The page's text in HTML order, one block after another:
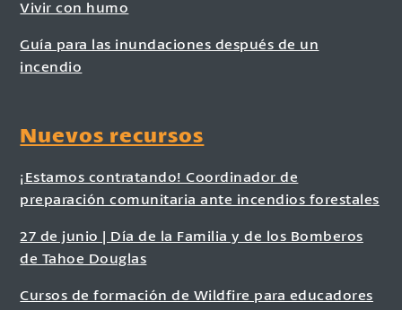
Vivir con humo
Guía para las inundaciones después de un
incendio
Nuevos recursos
¡Estamos contratando! Coordinador de
preparación comunitaria ante incendios forestales
27 de junio | Día de la Familia y de los Bomberos
de Tahoe Douglas
Cursos de formación de Wildfire para educadores